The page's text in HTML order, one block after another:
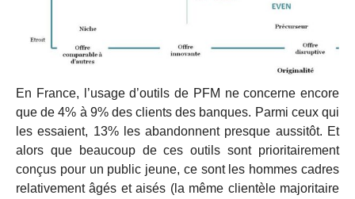
En France, l’usage d’outils de PFM ne concerne encore
que de 4% à 9% des clients des banques. Parmi ceux qui
les essaient, 13% les abandonnent presque aussitôt. Et
alors que beaucoup de ces outils sont prioritairement
conçus pour un public jeune, ce sont les hommes cadres
relativement âgés et aisés (la même clientèle majoritaire